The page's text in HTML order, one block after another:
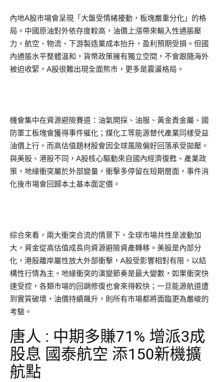
內地A股市場會呈現「大盤受情緒擾動，板塊嚴重分化」的格
局。中國原油對外依存度較高，油價上漲帶來輸入性通脹壓
力，航空、物流、下游製造業成本抬升，盈利預期受損。但國
內通脹水平整體溫和，貨幣政策擁有獨立空間，不會跟隨海外
被迫收緊，A股很難出現全面熊市，更多是震盪格局。
機會集中在資源避險賽道：油氣開採、油服、黃金貴金屬、國
防軍工板塊會獲得事件催化；煤化工等能源替代產業同樣受益
油價上行。而高估值題材股會因全球風險偏好回落承受拋壓。
與美股、港股不同，A股核心驅動來自國內經濟復甦、產業政
策，地緣衝突屬於外部變量，衝擊多停留在短期層面，事件消
化後市場會回歸本土基本面定價。
綜合來看，兩大衝突合流的情景下，全球市場共性是波動加
大，資金從高估值成長向資源避險資產轉移。美股是內部分
化，港股離岸屬性放大外部衝擊，A股受影響相對有限，以結
構性行情為主。地緣衝突的演變節奏是最大變數，如果衝突快
速受控，各類市場的回調修復也會來得較快；一旦能源航道遭
到實質破壞，油價持續飆升，則所有市場都將面臨更為嚴峻的
考驗。
唐人 : 中期多賺71% 增派3成
股息 國泰航空 添150新機擴
航點